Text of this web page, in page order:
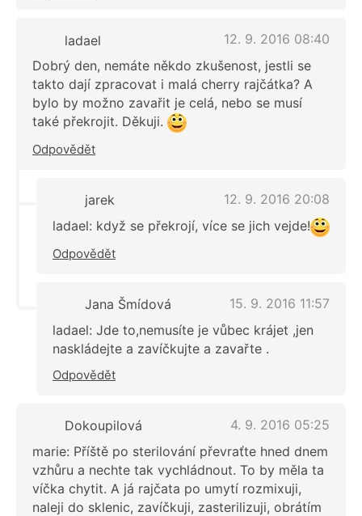
ladael
12. 9. 2016 08:40
Dobrý den, nemáte někdo zkušenost, jestli se
takto dají zpracovat i malá cherry rajčátka? A
bylo by možno zavařit je celá, nebo se musí
také překrojit. Děkuji.
Odpovědět
jarek
12. 9. 2016 20:08
ladael: když se překrojí, více se jich vejde!
Odpovědět
Jana Šmídová
15. 9. 2016 11:57
ladael: Jde to,nemusíte je vůbec krájet ,jen
naskládejte a zavíčkujte a zavařte .
Odpovědět
Dokoupilová
4. 9. 2016 05:25
marie: Příště po sterilování převraťte hned dnem
vzhůru a nechte tak vychládnout. To by měla ta
víčka chytit. A já rajčata po umytí rozmixuji,
naleji do sklenic, zavíčkuji, zasterilizuji, obrátím